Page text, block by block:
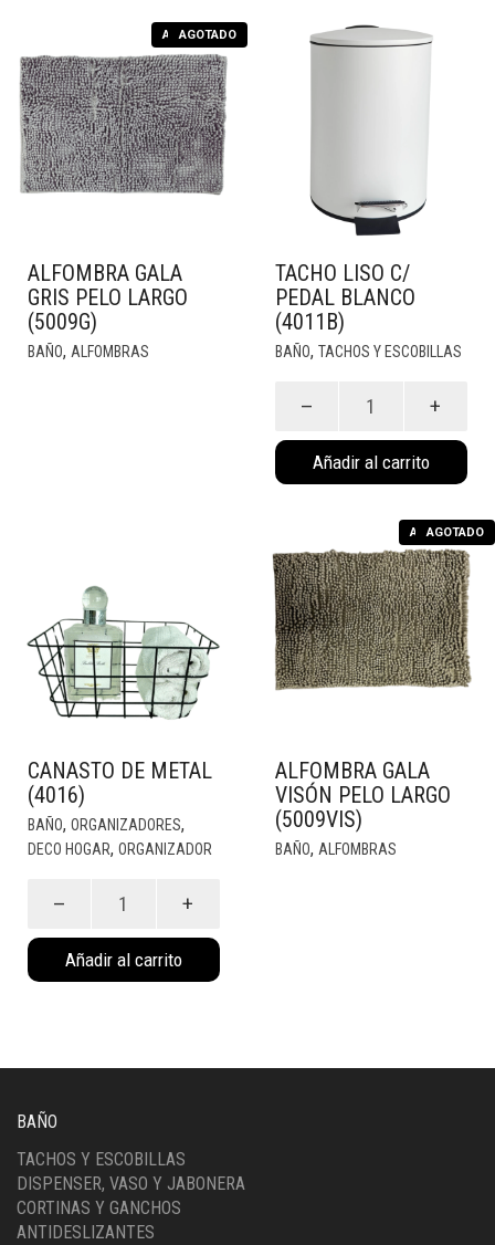
AGOTADO
AGOTADO
ALFOMBRA GALA
GRIS PELO LARGO
(5009G)
BAÑO, ALFOMBRAS
TACHO LISO C/
PEDAL BLANCO
(4011B)
BAÑO, TACHOS Y ESCOBILLAS
c/
Pedal
Blanco
Añadir al carrito
CANASTO DE METAL
(4016)
BAÑO, ORGANIZADORES,
DECO HOGAR, ORGANIZADOR
metal
(4016)
cantidad
Añadir al carrito
AGOTADO
AGOTADO
ALFOMBRA GALA
VISÓN PELO LARGO
(5009VIS)
BAÑO, ALFOMBRAS
BAÑO
TACHOS Y ESCOBILLAS
DISPENSER, VASO Y JABONERA
CORTINAS Y GANCHOS
ANTIDESLIZANTES